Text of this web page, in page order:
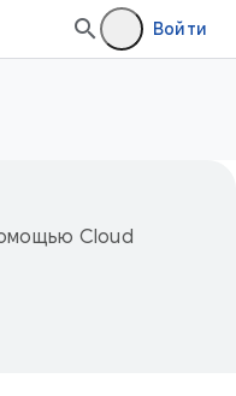
Войти
Cloud